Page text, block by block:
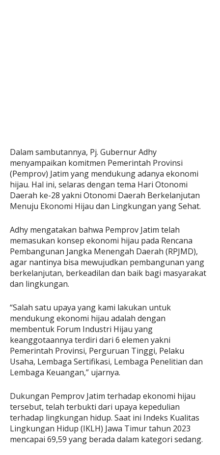
Dalam sambutannya, Pj. Gubernur Adhy
menyampaikan komitmen Pemerintah Provinsi
(Pemprov) Jatim yang mendukung adanya ekonomi
hijau. Hal ini, selaras dengan tema Hari Otonomi
Daerah ke-28 yakni Otonomi Daerah Berkelanjutan
Menuju Ekonomi Hijau dan Lingkungan yang Sehat.
Adhy mengatakan bahwa Pemprov Jatim telah
memasukan konsep ekonomi hijau pada Rencana
Pembangunan Jangka Menengah Daerah (RPJMD),
agar nantinya bisa mewujudkan pembangunan yang
berkelanjutan, berkeadilan dan baik bagi masyarakat
dan lingkungan.
“Salah satu upaya yang kami lakukan untuk
mendukung ekonomi hijau adalah dengan
membentuk Forum Industri Hijau yang
keanggotaannya terdiri dari 6 elemen yakni
Pemerintah Provinsi, Perguruan Tinggi, Pelaku
Usaha, Lembaga Sertifikasi, Lembaga Penelitian dan
Lembaga Keuangan,” ujarnya.
Dukungan Pemprov Jatim terhadap ekonomi hijau
tersebut, telah terbukti dari upaya kepedulian
terhadap lingkungan hidup. Saat ini Indeks Kualitas
Lingkungan Hidup (IKLH) Jawa Timur tahun 2023
mencapai 69,59 yang berada dalam kategori sedang.